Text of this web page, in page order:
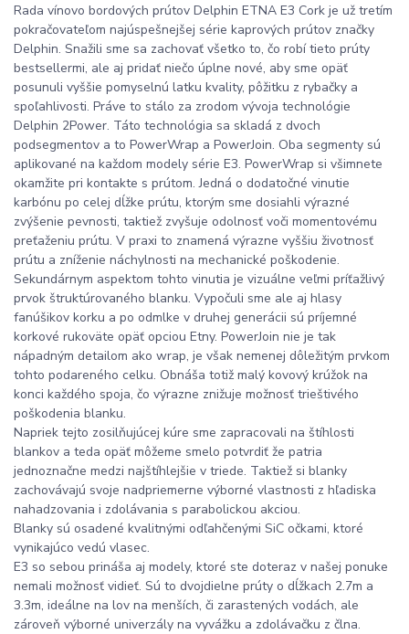
Rada vínovo bordových prútov Delphin ETNA E3 Cork je už tretím
pokračovateľom najúspešnejšej série kaprových prútov značky
Delphin. Snažili sme sa zachovať všetko to, čo robí tieto prúty
bestsellermi, ale aj pridať niečo úplne nové, aby sme opäť
posunuli vyššie pomyselnú latku kvality, pôžitku z rybačky a
spoľahlivosti. Práve to stálo za zrodom vývoja technológie
Delphin 2Power. Táto technológia sa skladá z dvoch
podsegmentov a to PowerWrap a PowerJoin. Oba segmenty sú
aplikované na každom modely série E3. PowerWrap si všimnete
okamžite pri kontakte s prútom. Jedná o dodatočné vinutie
karbónu po celej dĺžke prútu, ktorým sme dosiahli výrazné
zvýšenie pevnosti, taktiež zvyšuje odolnosť voči momentovému
preťaženiu prútu. V praxi to znamená výrazne vyššiu životnosť
prútu a zníženie náchylnosti na mechanické poškodenie.
Sekundárnym aspektom tohto vinutia je vizuálne veľmi príťažlivý
prvok štruktúrovaného blanku. Vypočuli sme ale aj hlasy
fanúšikov korku a po odmlke v druhej generácii sú príjemné
korkové rukoväte opäť opciou Etny. PowerJoin nie je tak
nápadným detailom ako wrap, je však nemenej dôležitým prvkom
tohto podareného celku. Obnáša totiž malý kovový krúžok na
konci každého spoja, čo výrazne znižuje možnosť trieštivého
poškodenia blanku.
Napriek tejto zosilňujúcej kúre sme zapracovali na štíhlosti
blankov a teda opäť môžeme smelo potvrdiť že patria
jednoznačne medzi najštíhlejšie v triede. Taktiež si blanky
zachovávajú svoje nadpriemerne výborné vlastnosti z hľadiska
nahadzovania i zdolávania s parabolickou akciou.
Blanky sú osadené kvalitnými odľahčenými SiC očkami, ktoré
vynikajúco vedú vlasec.
E3 so sebou prináša aj modely, ktoré ste doteraz v našej ponuke
nemali možnosť vidieť. Sú to dvojdielne prúty o dĺžkach 2.7m a
3.3m, ideálne na lov na menších, či zarastených vodách, ale
zároveň výborné univerzály na vyvážku a zdolávačku z člna.